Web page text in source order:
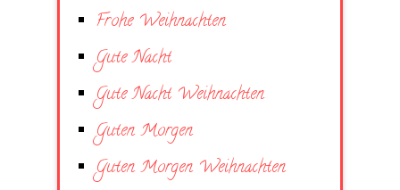
Frohe Weihnachten
Gute Nacht
Gute Nacht Weihnachten
Guten Morgen
Guten Morgen Weihnachten